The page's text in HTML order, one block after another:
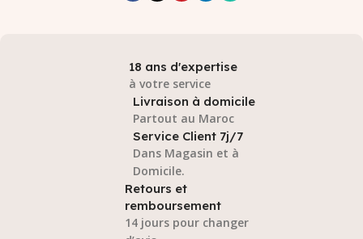
18 ans d'expertise
à votre service
Livraison à domicile
Partout au Maroc
Service Client 7j/7
Dans Magasin et à
Domicile.
Retours et
remboursement
14 jours pour changer